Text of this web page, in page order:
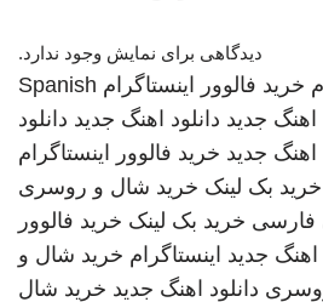
دیدگاهی برای نمایش وجود ندارد.
خرید فالوور اینستاگرام Spanish
اهنگ جدید دانلود اهنگ جدید دانلود
اهنگ جدید خرید فالوور اینستاگرام
خرید بک لینک خرید شال و روسری
فارسی خرید بک لینک خرید فالوور
اهنگ جدید اینستاگرام خرید شال و
دانلود اهنگ جدید خرید شال